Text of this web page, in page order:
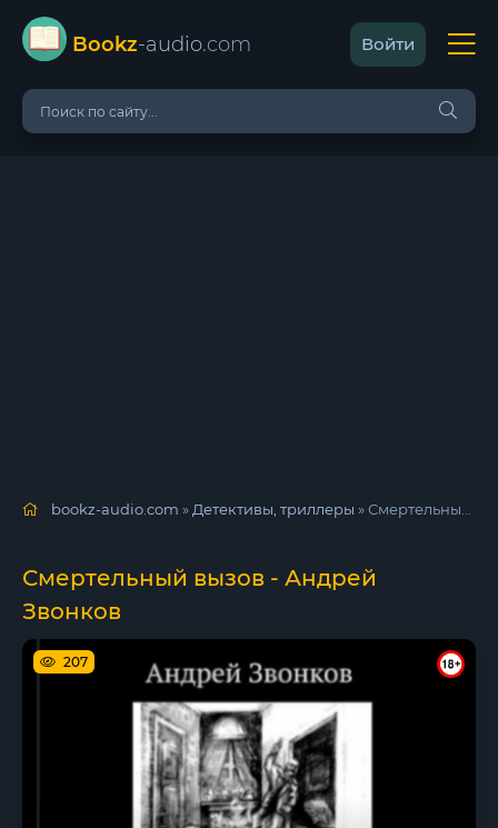
Bookz-audio.com Войти
bookz-audio.com » Детективы, триллеры » Смертельный вызов - Андрей Звонков
Смертельный вызов - Андрей
Звонков
207